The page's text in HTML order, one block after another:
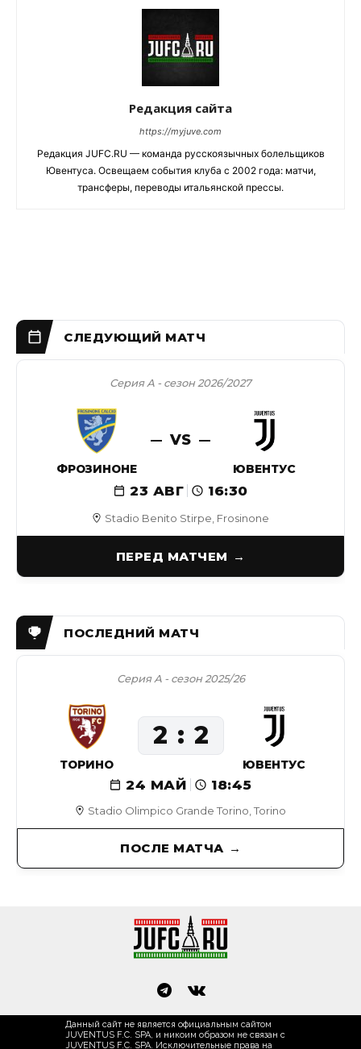
Редакция сайта
https://myjuve.com
Редакция JUFC.RU — команда русскоязычных болельщиков
Ювентуса. Освещаем события клуба с 2002 года: матчи,
трансферы, переводы итальянской прессы.
Stadio Benito Stirpe, Frosinone
Серия А - сезон 2026/2027
ФРОЗИНОНЕ
VS
ЮВЕНТУС
23 АВГ 16:30
ПЕРЕД МАТЧЕМ
Stadio Olimpico Grande Torino, Torino
Серия А - сезон 2025/26
24 МАЙ 18:45
ТОРИНО
2 2
ЮВЕНТУС
ПОСЛЕ МАТЧА
Данный сайт не является официальным сайтом
JUVENTUS F.C. SPA, и никоим образом не связан с
JUVENTUS F.C. SPA. Исключительные права на